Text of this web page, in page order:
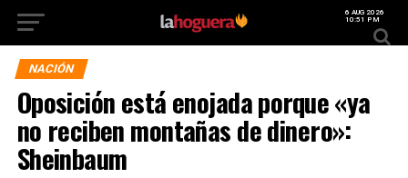
6 AUG 2026
10:51 PM
NACIÓN
Oposición está enojada porque «ya
no reciben montañas de dinero»:
Sheinbaum